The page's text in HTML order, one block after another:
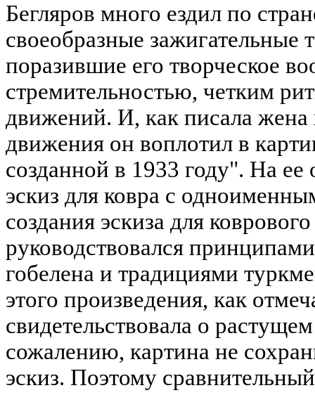
Бегляров много ездил по
своеобразные зажигательные
поразившие его творческое
стремительностью, четким
движений. И, как писала жена
движения он воплотил в
созданной в 1933 году". На ее
эскиз для ковра с
создания эскиза для
руководствовался
гобелена и традициями
этого произведения, как
свидетельствовала о
сожалению, картина не
эскиз. Поэтому